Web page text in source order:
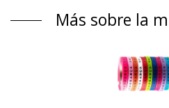
Información
HS CODE (Código aduanero):
EAN: Talla única (7899818109882)
Referencia del proveedor: LOT OF
Más sobre la